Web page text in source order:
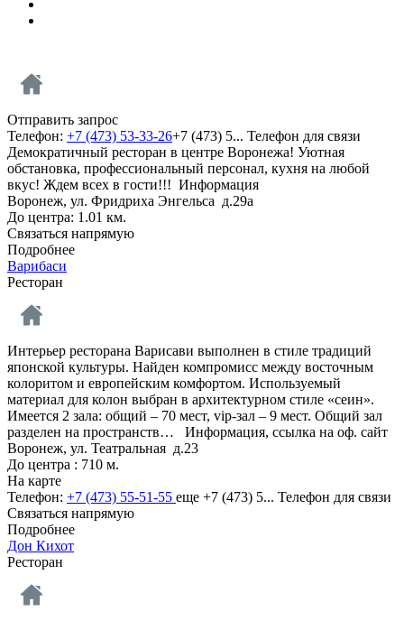
Отправить запрос
Телефон: +7 (473) 53-33-26+7 (473) 5... Телефон для связи
Демократичный ресторан в центре Воронежа! Уютная
обстановка, профессиональный персонал, кухня на любой
вкус! Ждем всех в гости!!! Информация
Воронеж, ул. Фридриха Энгельса д.29а
До центра: 1.01 км.
Связаться напрямую
Подробнее
Варибаси
Ресторан
Интерьер ресторана Варисави выполнен в стиле традиций
японской культуры. Найден компромисс между восточным
колоритом и европейским комфортом. Используемый
материал для колон выбран в архитектурном стиле «сеин».
Имеется 2 зала: общий – 70 мест, vip-зал – 9 мест. Общий зал
разделен на пространств… Информация, ссылка на оф. сайт
Воронеж, ул. Театральная д.23
До центра : 710 м.
На карте
Телефон: +7 (473) 55-51-55 еще +7 (473) 5... Телефон для связи
Связаться напрямую
Подробнее
Дон Кихот
Ресторан